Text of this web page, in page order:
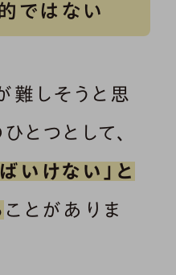
ではない
難しそうと思
とつとして、
いけない」と
ことがありま